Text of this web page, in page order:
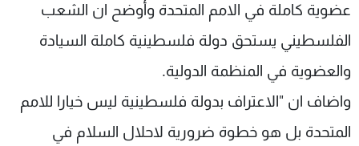
عضوية كاملة في الامم المتحدة وأوضح ان الشعب
الفلسطيني يستحق دولة فلسطينية كاملة السيادة
والعضوية في المنظمة الدولية.
واضاف ان "الاعتراف بدولة فلسطينية ليس خيارا للامم
المتحدة بل هو خطوة ضرورية لاحلال السلام في